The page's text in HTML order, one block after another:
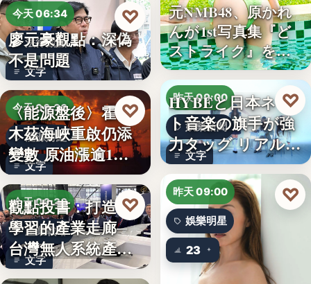
今天 06:34
法律觀點
文字
廖元豪觀點：深偽
不是問題
♡
今天 06:30
能源財經
文字
〈能源盤後〉霍爾
木茲海峽重啟仍添
變數 原油漲逾1%
但周…
♡
今天 06:30
產業戰略
文字
觀點投書：打造會
學習的產業走廊─
台灣無人系統產業
需要的是…
♡
元NMB48、原かれ
んが1st写真集『ど
ストライク』を…
昨天 09:00
娛樂新聞
文字
HYBEと日本ネッ
ト音楽の旗手が強
力タッグ リアル×
バー…
♡
昨天 09:00
娛樂明星
23
♡